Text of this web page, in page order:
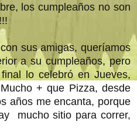
los cumpleaños no son
sus amigas, queríamos
a su cumpleaños, pero
lo celebró en Jueves,
+ que Pizza, desde
años me encanta, porque
mucho sitio para correr,